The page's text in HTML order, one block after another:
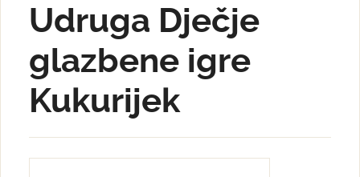
Udruga Dječje
glazbene igre
Kukurijek